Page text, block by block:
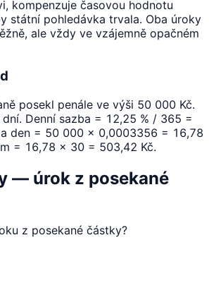
kompenzuje časovou hodnotu
státní pohledávka trvala. Oba úroky
ale vždy ve vzájemně opačném
posekl penále ve výši 50 000 Kč.
Denní sazba = 12,25 % / 365 =
den = 50 000 × 0,0003356 = 16,78
= 16,78 × 30 = 503,42 Kč.
— úrok z posekané
z posekané částky?